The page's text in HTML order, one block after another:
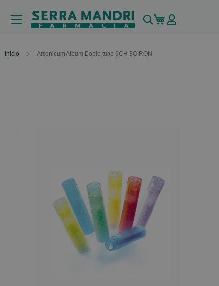
Buscar
Mi carrito
Inicio Arsenicum Album Doble tubo 9CH BOIRON